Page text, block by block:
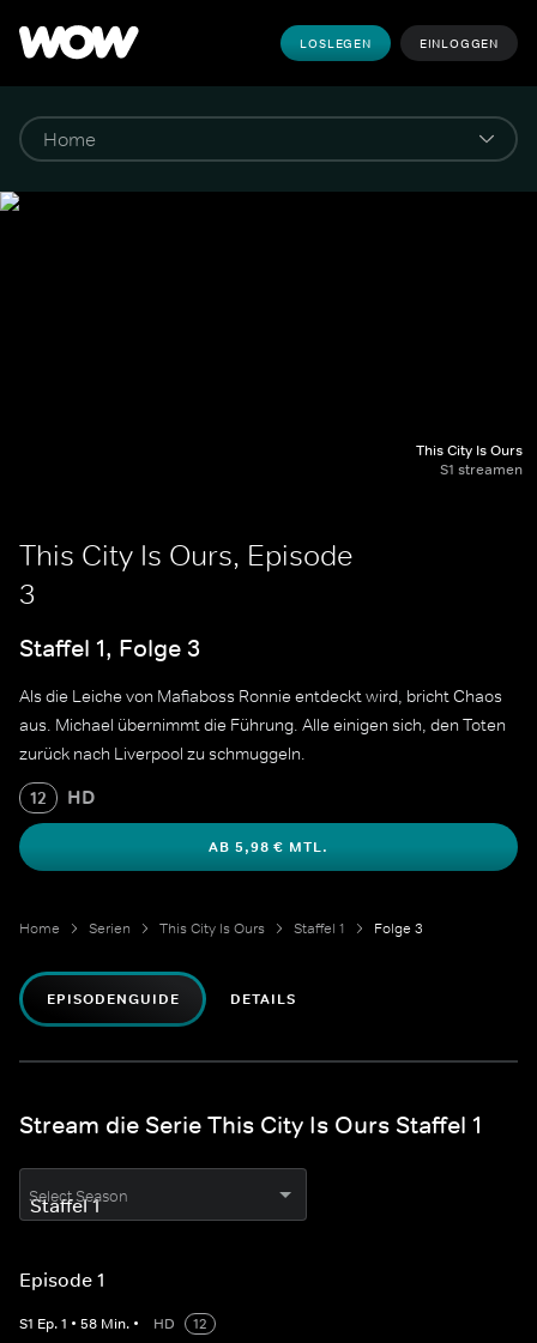
LOSLEGEN EINLOGGEN
This City Is Ours
S1 streamen
This City Is Ours, Episode
3
Staffel 1, Folge 3
Als die Leiche von Mafiaboss Ronnie entdeckt wird, bricht Chaos
aus. Michael übernimmt die Führung. Alle einigen sich, den Toten
zurück nach Liverpool zu schmuggeln.
12 HD
AB 5,98 € MTL.
Home Serien This City Is Ours Staffel 1 Folge 3
EPISODENGUIDE DETAILS
Stream die Serie This City Is Ours Staffel 1
Select Season
Episode 1
S1 Ep.1 • 58 Min. • HD
12